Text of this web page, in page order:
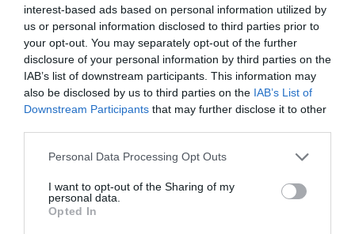
interest-based ads based on personal information utilized by
us or personal information disclosed to third parties prior to
your opt-out. You may separately opt-out of the further
disclosure of your personal information by third parties on the
IAB’s list of downstream participants. This information may
also be disclosed by us to third parties on the IAB’s List of
Downstream Participants that may further disclose it to other
Personal Data Processing Opt Outs
I want to opt-out of the Sharing of my
personal data.
Opted In
Carrer del Duque, 15, 08002 Barcelona
La Terrassa de les
Indianes 1881
mágicoskylinede la Barceloneta, la azotea del
Museu d'Història de Catalunya, la
Terrassa de
les Indianes